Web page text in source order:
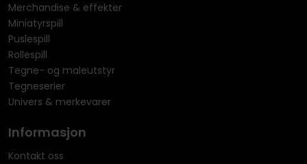
Merchandise & effekter
Miniatyrspill
Puslespill
Rollespill
Tegne- og maleutstyr
Tegneserier
Univers & merkevarer
Informasjon
Kontakt oss